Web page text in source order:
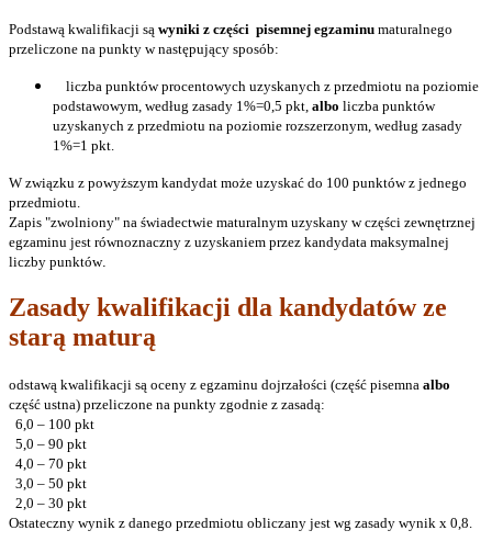
Podstawą kwalifikacji są wyniki z części pisemnej egzaminu maturalnego
przeliczone na punkty w następujący sposób:
liczba punktów procentowych uzyskanych z przedmiotu na poziomie
podstawowym, według zasady 1%=0,5 pkt, albo liczba punktów
uzyskanych z przedmiotu na poziomie rozszerzonym, według zasady
1%=1 pkt.
W związku z powyższym kandydat może uzyskać do 100 punktów z jednego
przedmiotu.
Zapis "zwolniony" na świadectwie maturalnym uzyskany w części zewnętrznej
egzaminu jest równoznaczny z uzyskaniem przez kandydata maksymalnej
liczby punktów.
Zasady kwalifikacji dla kandydatów ze
starą maturą
odstawą kwalifikacji są oceny z egzaminu dojrzałości (część pisemna albo
część ustna) przeliczone na punkty zgodnie z zasadą:
6,0 – 100 pkt
5,0 – 90 pkt
4,0 – 70 pkt
3,0 – 50 pkt
2,0 – 30 pkt
Ostateczny wynik z danego przedmiotu obliczany jest wg zasady wynik x 0,8.